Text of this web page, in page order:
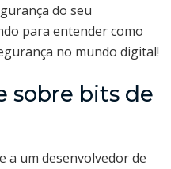
do seu
para entender como
no mundo digital!
sobre bits de
a um desenvolvedor de